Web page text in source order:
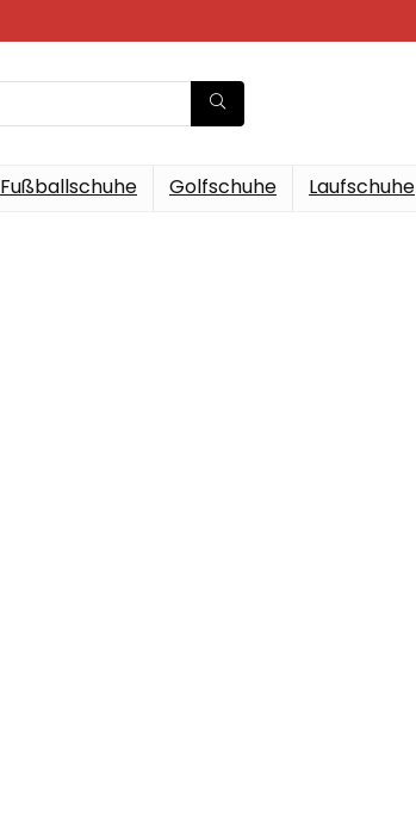
Fußballschuhe Golfschuhe Laufschuhe